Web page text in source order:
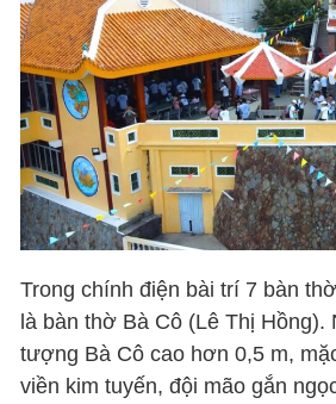
Trong chính điện bài trí 7 bàn
là bàn thờ Bà Cô (Lê Thị Hồng).
tượng Bà Cô cao hơn 0,5 m,
viền kim tuyến, đội mão gắn